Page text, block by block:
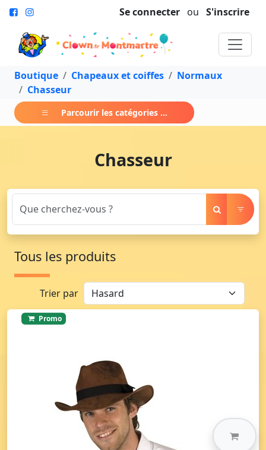
Se connecter ou S'inscrire
Boutique Chapeaux et coiffes
Normaux
Chasseur
Parcourir les catégories ...
Chasseur
Tous les produits
Trier par
Promo